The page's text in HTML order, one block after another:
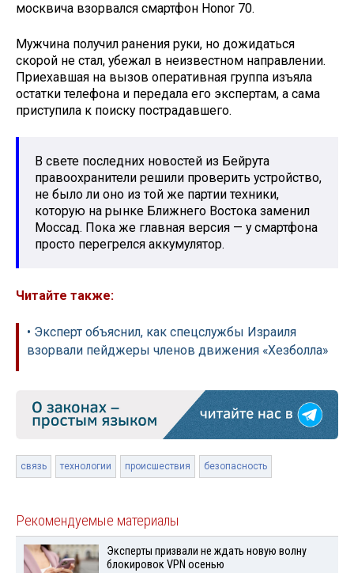
москвича взорвался смартфон Honor 70.
Мужчина получил ранения руки, но дожидаться
скорой не стал, убежал в неизвестном направлении.
Приехавшая на вызов оперативная группа изъяла
остатки телефона и передала его экспертам, а сама
приступила к поиску пострадавшего.
В свете последних новостей из Бейрута
правоохранители решили проверить устройство,
не было ли оно из той же партии техники,
которую на рынке Ближнего Востока заменил
Моссад. Пока же главная версия — у смартфона
просто перегрелся аккумулятор.
Читайте также:
• Эксперт объяснил, как спецслужбы Израиля
взорвали пейджеры членов движения «Хезболла»
связь технологии происшествия безопасность
Рекомендуемые материалы
Эксперты призвали не ждать новую волну
блокировок VPN осенью